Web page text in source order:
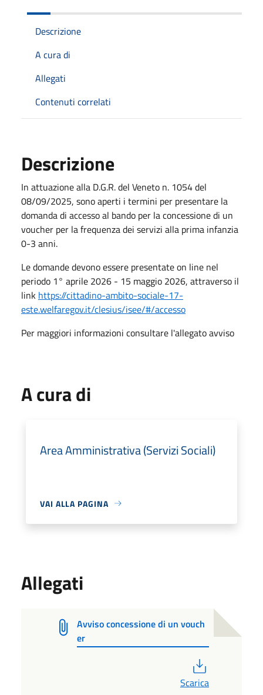
Descrizione
A cura di
Allegati
Contenuti correlati
Descrizione
In attuazione alla D.G.R. del Veneto n. 1054 del
08/09/2025, sono aperti i termini per presentare la
domanda di accesso al bando per la concessione di un
voucher per la frequenza dei servizi alla prima infanzia
0-3 anni.
Le domande devono essere presentate on line nel
periodo 1° aprile 2026 - 15 maggio 2026, attraverso il
link https://cittadino-ambito-sociale-17-
este.welfaregov.it/clesius/isee/#/accesso
Per maggiori informazioni consultare l'allegato avviso
A cura di
Area Amministrativa (Servizi Sociali)
VAI ALLA PAGINA
Allegati
Avviso concessione di un vouch
er
Scarica